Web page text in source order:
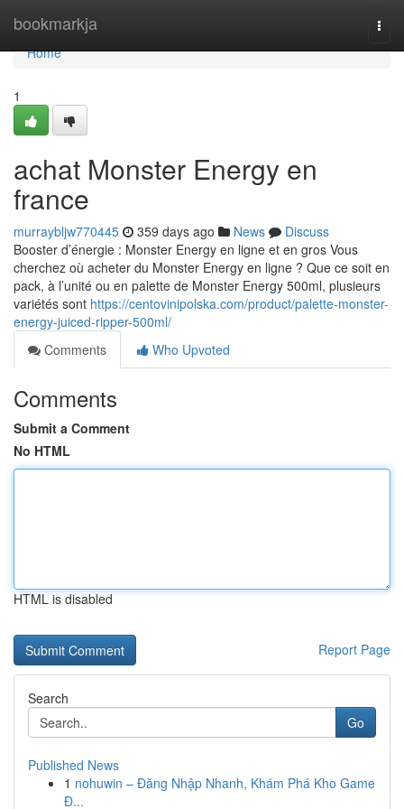
bookmarkja
Home
Home
1
achat Monster Energy en
france
murraybljw770445 359 days ago News
Discuss
Booster d’énergie : Monster Energy en ligne et en gros Vous
cherchez où acheter du Monster Energy en ligne ? Que ce soit en
pack, à l’unité ou en palette de Monster Energy 500ml, plusieurs
variétés sont https://centovinipolska.com/product/palette-monster-
energy-juiced-ripper-500ml/
Comments
Who Upvoted
Comments
Submit a Comment
No HTML
HTML is disabled
Report Page
Search
Go
Published News
1 nohuwin – Đăng Nhập Nhanh, Khám Phá Kho Game
Đ...